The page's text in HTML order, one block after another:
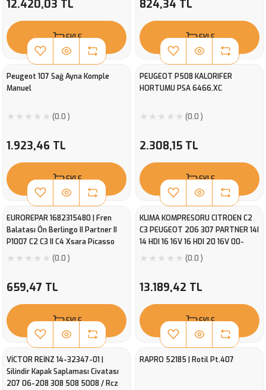
12.420,03 TL
EKLE
824,34 TL
EKLE
Peugeot 107 Sağ Ayna Komple
Manuel
(0.0 )
1.923,46 TL
EKLE
PEUGEOT P508 KALORIFER
HORTUMU PSA 6466.XC
(0.0 )
2.308,15 TL
EKLE
EUROREPAR 1682315480 | Fren
Balatası Ön Berlingo II Partner II
P1007 C2 C3 II C4 Xsara Picasso
P207 C3 III Ds3 C3 Picasso P301
Celysee P208 P2008 C4 Cactus ()
(0.0 )
659,47 TL
EKLE
KLIMA KOMPRESORU CITROEN C2
C3 PEUGEOT 206 307 PARTNER 14I
14 HDI 16 16V 16 HDI 20 16V 00-
ET3J4 DV4TD TU5JP4 DV6TED4
(0.0 )
13.189,42 TL
EKLE
VİCTOR REİNZ 14-32347-01 |
Silindir Kapak Saplaması Civatası
207 06-208 308 508 5008 / Rcz
RAPRO 52185 | Rotil Pt.407